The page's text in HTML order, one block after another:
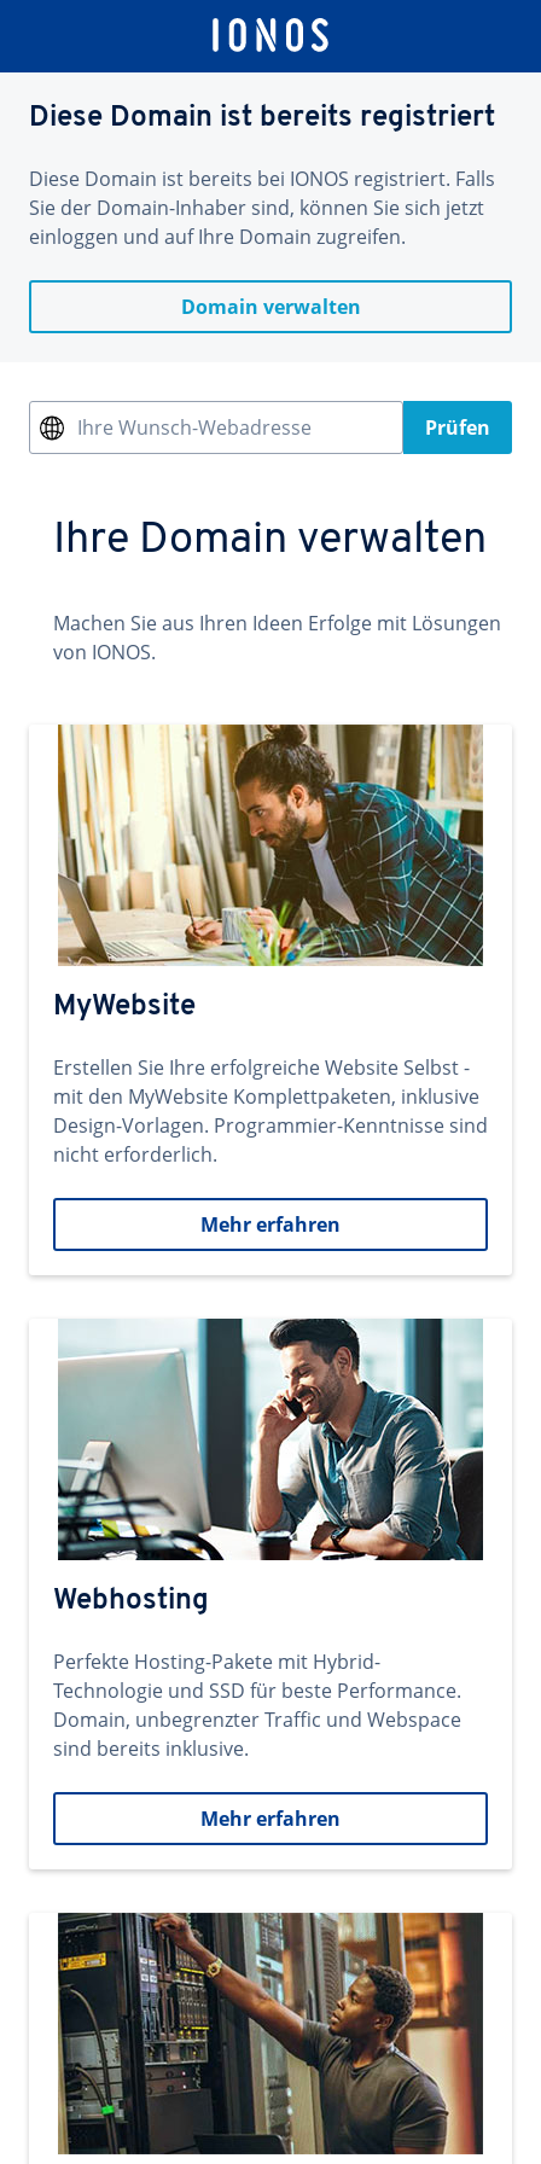
Diese Domain ist bereits registriert
Diese Domain ist bereits bei IONOS registriert. Falls
Sie der Domain-Inhaber sind, können Sie sich jetzt
einloggen und auf Ihre Domain zugreifen.
Domain verwalten
Ihre Wunsch-Webadresse Prüfen
Ihre Domain verwalten
Machen Sie aus Ihren Ideen Erfolge mit Lösungen
von IONOS.
MyWebsite
Erstellen Sie Ihre erfolgreiche Website Selbst -
mit den MyWebsite Komplettpaketen, inklusive
Design-Vorlagen. Programmier-Kenntnisse sind
nicht erforderlich.
Mehr erfahren
Webhosting
Perfekte Hosting-Pakete mit Hybrid-
Technologie und SSD für beste Performance.
Domain, unbegrenzter Traffic und Webspace
sind bereits inklusive.
Mehr erfahren